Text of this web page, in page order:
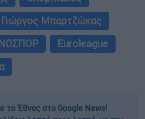
Γιώργος Μπαρτζώκας
Euroleague
το Έθνος στο Google News!